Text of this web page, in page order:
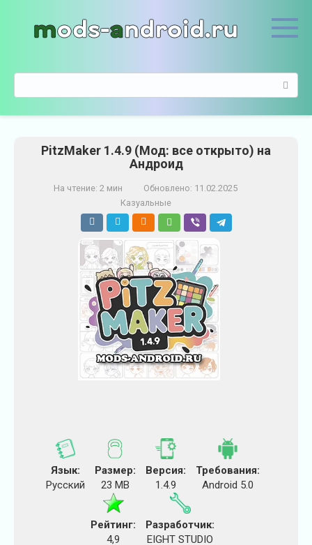
о
PitzMaker 1.4.9 (Мод: все открыто) на
Андроид
На чтение: 2 мин Обновлено: 11.02.2025
Казуальные
Язык:
Русский
Размер:
23 MB
Версия:
1.4.9
Требования:
Android 5.0
Рейтинг:
4,9
Разработчик:
EIGHT STUDIO